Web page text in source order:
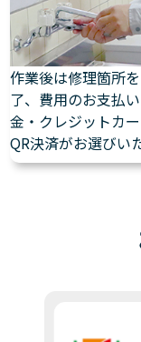
作業後は修理箇所
了、費用のお支払
金・クレジットカ
QR決済がお選びい